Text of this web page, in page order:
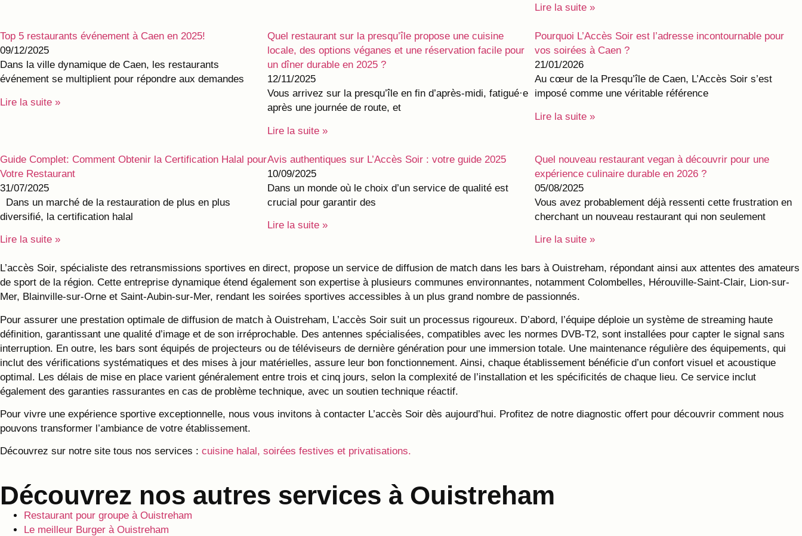
Lire la suite »
Top 5 restaurants événement à Caen en 2025!
09/12/2025
Dans la ville dynamique de Caen, les restaurants
événement se multiplient pour répondre aux demandes
Lire la suite »
Quel restaurant sur la presqu’île propose une cuisine
locale, des options véganes et une réservation facile pour
un dîner durable en 2025 ?
12/11/2025
Vous arrivez sur la presqu’île en fin d’après-midi, fatigué·e
après une journée de route, et
Lire la suite »
Pourquoi L’Accès Soir est l’adresse incontournable pour
vos soirées à Caen ?
21/01/2026
Au cœur de la Presqu’île de Caen, L’Accès Soir s’est
imposé comme une véritable référence
Lire la suite »
Guide Complet: Comment Obtenir la Certification Halal pour
Votre Restaurant
31/07/2025
Dans un marché de la restauration de plus en plus
diversifié, la certification halal
Lire la suite »
Avis authentiques sur L’Accès Soir : votre guide 2025
10/09/2025
Dans un monde où le choix d’un service de qualité est
crucial pour garantir des
Lire la suite »
Quel nouveau restaurant vegan à découvrir pour une
expérience culinaire durable en 2026 ?
05/08/2025
Vous avez probablement déjà ressenti cette frustration en
cherchant un nouveau restaurant qui non seulement
Lire la suite »
L’accès Soir, spécialiste des retransmissions sportives en direct, propose un service de diffusion de match dans les bars à Ouistreham, répondant ainsi aux attentes des amateurs
de sport de la région. Cette entreprise dynamique étend également son expertise à plusieurs communes environnantes, notamment Colombelles, Hérouville-Saint-Clair, Lion-sur-
Mer, Blainville-sur-Orne et Saint-Aubin-sur-Mer, rendant les soirées sportives accessibles à un plus grand nombre de passionnés.
Pour assurer une prestation optimale de diffusion de match à Ouistreham, L’accès Soir suit un processus rigoureux. D’abord, l’équipe déploie un système de streaming haute
définition, garantissant une qualité d’image et de son irréprochable. Des antennes spécialisées, compatibles avec les normes DVB-T2, sont installées pour capter le signal sans
interruption. En outre, les bars sont équipés de projecteurs ou de téléviseurs de dernière génération pour une immersion totale. Une maintenance régulière des équipements, qui
inclut des vérifications systématiques et des mises à jour matérielles, assure leur bon fonctionnement. Ainsi, chaque établissement bénéficie d’un confort visuel et acoustique
optimal. Les délais de mise en place varient généralement entre trois et cinq jours, selon la complexité de l’installation et les spécificités de chaque lieu. Ce service inclut
également des garanties rassurantes en cas de problème technique, avec un soutien technique réactif.
Pour vivre une expérience sportive exceptionnelle, nous vous invitons à contacter L’accès Soir dès aujourd’hui. Profitez de notre diagnostic offert pour découvrir comment nous
pouvons transformer l’ambiance de votre établissement.
Découvrez sur notre site tous nos services : cuisine halal, soirées festives et privatisations.
Découvrez nos autres services à Ouistreham
Restaurant pour groupe à Ouistreham
Le meilleur Burger à Ouistreham